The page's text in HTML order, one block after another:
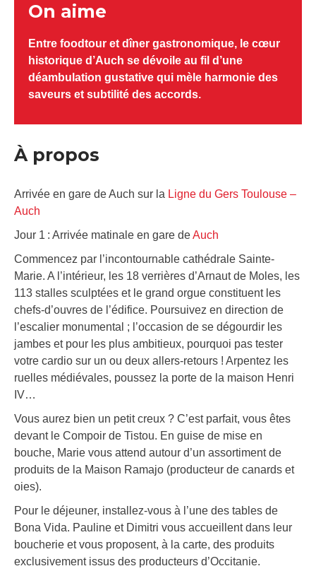
On aime
Entre foodtour et dîner gastronomique, le cœur
historique d’Auch se dévoile au fil d’une
déambulation gustative qui mèle harmonie des
saveurs et subtilité des accords.
À propos
Arrivée en gare de Auch sur la Ligne du Gers Toulouse –
Auch
Jour 1 : Arrivée matinale en gare deAuch
Commencez par l’incontournable cathédrale Sainte-
Marie. A l’intérieur, les 18 verrières d’Arnaut de Moles, les
113 stalles sculptées et le grand orgue constituent les
chefs-d’ouvres de l’édifice. Poursuivez en direction de
l’escalier monumental ; l’occasion de se dégourdir les
jambes et pour les plus ambitieux, pourquoi pas tester
votre cardio sur un ou deux allers-retours ! Arpentez les
ruelles médiévales, poussez la porte de la maison Henri
IV…
Vous aurez bien un petit creux ? C’est parfait, vous êtes
devant le Compoir de Tistou. En guise de mise en
bouche, Marie vous attend autour d’un assortiment de
produits de la Maison Ramajo (producteur de canards et
oies).
Pour le déjeuner, installez-vous à l’une des tables de
Bona Vida. Pauline et Dimitri vous accueillent dans leur
boucherie et vous proposent, à la carte, des produits
exclusivement issus des producteurs d’Occitanie.